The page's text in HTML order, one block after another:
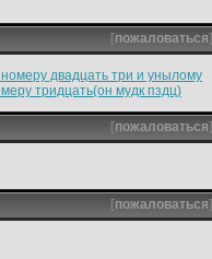
[пожаловаться]
двадцать три и унылому
тридцать(он мудк пздц)
[пожаловаться]
[пожаловаться]